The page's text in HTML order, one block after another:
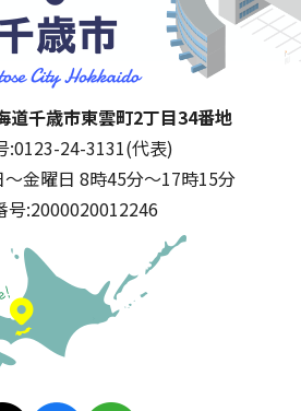
千歳市
道千歳市東雲町2丁目34番地
:0123-24-3131(代表)
～金曜日 8時45分～17時15分
号:2000020012246